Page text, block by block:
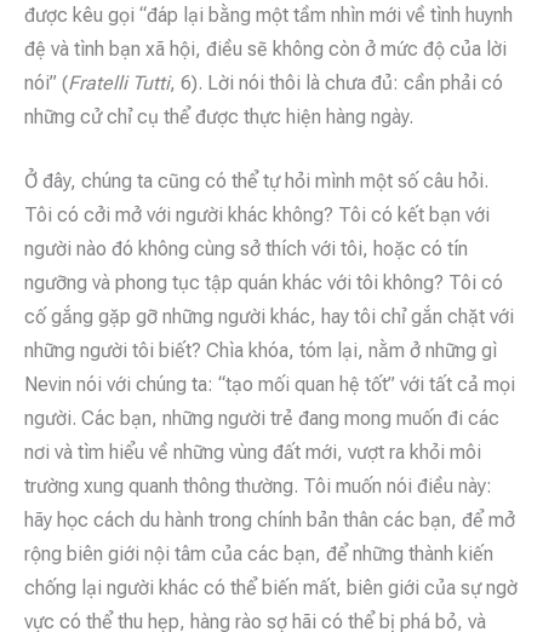
được kêu gọi “đáp lại bằng một tầm nhìn mới về tình huynh
đệ và tình bạn xã hội, điều sẽ không còn ở mức độ của lời
nói” (Fratelli Tutti, 6). Lời nói thôi là chưa đủ: cần phải có
những cử chỉ cụ thể được thực hiện hàng ngày.
Ở đây, chúng ta cũng có thể tự hỏi mình một số câu hỏi.
Tôi có cởi mở với người khác không? Tôi có kết bạn với
người nào đó không cùng sở thích với tôi, hoặc có tín
ngưỡng và phong tục tập quán khác với tôi không? Tôi có
cố gắng gặp gỡ những người khác, hay tôi chỉ gắn chặt với
những người tôi biết? Chìa khóa, tóm lại, nằm ở những gì
Nevin nói với chúng ta: “tạo mối quan hệ tốt” với tất cả mọi
người. Các bạn, những người trẻ đang mong muốn đi các
nơi và tìm hiểu về những vùng đất mới, vượt ra khỏi môi
trường xung quanh thông thường. Tôi muốn nói điều này:
hãy học cách du hành trong chính bản thân các bạn, để mở
rộng biên giới nội tâm của các bạn, để những thành kiến ​​
chống lại người khác có thể biến mất, biên giới của sự ngờ
vực có thể thu hẹp, hàng rào sợ hãi có thể bị phá bỏ, và